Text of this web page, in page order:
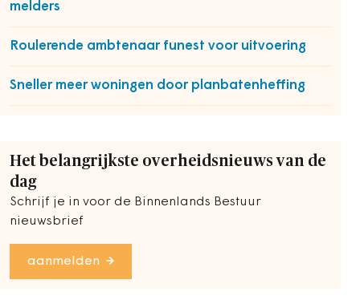
melders
Roulerende ambtenaar funest voor uitvoering
Sneller meer woningen door planbatenheffing
Het belangrijkste overheidsnieuws van de
dag
Schrijf je in voor de Binnenlands Bestuur
nieuwsbrief
aanmelden